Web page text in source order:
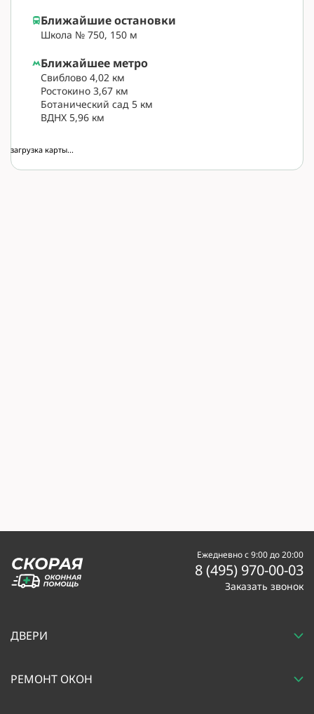
Ближайшее метро
Свиблово 4,02 км
Ростокино 3,67 км
Ботанический сад 5 км
ВДНХ 5,96 км
Ближайшие остановки
Школа № 750, 150 м
загрузка карты...
Ежедневно с 9:00 до 20:00
8 (495) 970-00-03
Заказать звонок
ДВЕРИ
РЕМОНТ ОКОН